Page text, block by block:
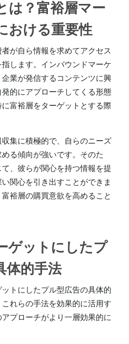
おける重要性
が自ら情報を求めてアクセス
します。インバウンドマーケ
業が発信するコンテンツに興
的にアプローチしてくる形態
富裕層をターゲットとする際
集に積極的で、自らのニーズ
る傾向が強いです。そのた
、彼らが関心を持つ情報を提
関心を引き出すことができま
裕層の購買意欲を高めること
体的手法
トにしたプル型広告の具体的
れらの手法を効果的に活用す
プローチがより一層効果的に